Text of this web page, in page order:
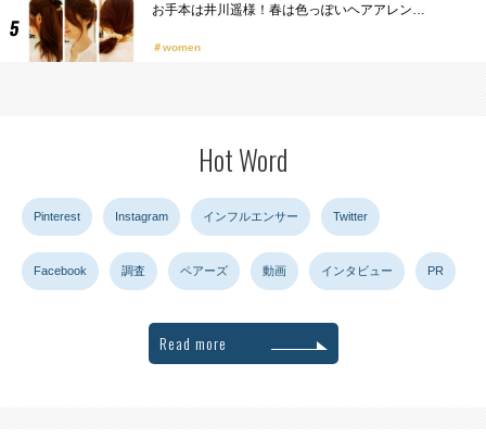
お手本は井川遥様！春は色っぽいヘアアレン…
women
Hot Word
Pinterest Instagram インフルエンサー Twitter
Facebook 調査 ペアーズ 動画 インタビュー PR
Read more